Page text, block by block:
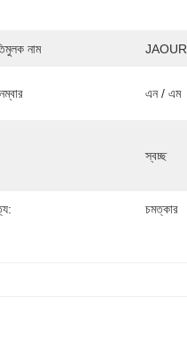
নাম JAOUR
এন / এম
স্বচ্ছ
চমত্কার